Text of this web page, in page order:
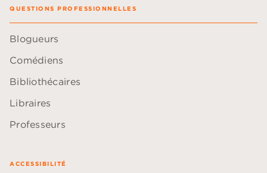
QUESTIONS PROFESSIONNELLES
Blogueurs
Comédiens
Bibliothécaires
Libraires
Professeurs
ACCESSIBILITÉ